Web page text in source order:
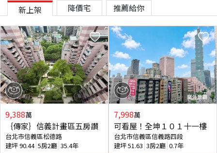
新上架 降價宅 推薦給你
9,388萬
｛傳家｝信義計畫區五房讚
台北市信義區松德路
建坪90.44 5房2廳 35.4年
7,998萬
可看屋！全坤１０１十一樓
台北市信義區信義路四段
建坪51.63 3房2廳 0.7年